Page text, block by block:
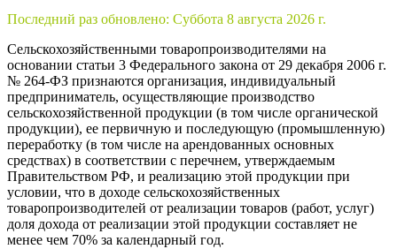
Последний раз обновлено: Суббота 8 августа 2026 г.
Сельскохозяйственными товаропроизводителями на
основании статьи 3 Федерального закона от 29 декабря 2006 г.
№ 264-ФЗ признаются организация, индивидуальный
предприниматель, осуществляющие производство
сельскохозяйственной продукции (в том числе органической
продукции), ее первичную и последующую (промышленную)
переработку (в том числе на арендованных основных
средствах) в соответствии с перечнем, утверждаемым
Правительством РФ, и реализацию этой продукции при
условии, что в доходе сельскохозяйственных
товаропроизводителей от реализации товаров (работ, услуг)
доля дохода от реализации этой продукции составляет не
менее чем 70% за календарный год.